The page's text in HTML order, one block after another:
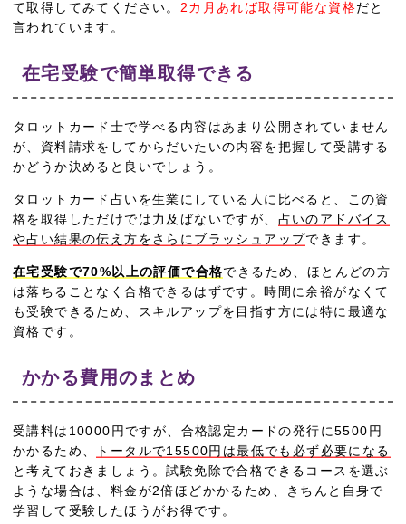
て取得してみてください。 2カ月あれば取得可能な資格だと
言われています。
在宅受験で簡単取得できる
タロットカード士で学べる内容はあまり公開されていません
が、資料請求をしてからだいたいの内容を把握して受講する
かどうか決めると良いでしょう。
タロットカード占いを生業にしている人に比べると、この資
格を取得しただけでは力及ばないですが、 占いのアドバイス
や占い結果の伝え方をさらにブラッシュアップできます。
在宅受験で70%以上の評価で合格できるため、ほとんどの方
は落ちることなく合格できるはずです。時間に余裕がなくて
も受験できるため、スキルアップを目指す方には特に最適な
資格です。
かかる費用のまとめ
受講料は10000円ですが、合格認定カードの発行に5500円
かかるため、
トータルで15500円は最低でも必ず必要になる
と考えておきましょう。試験免除で合格できるコースを選ぶ
ような場合は、料金が2倍ほどかかるため、きちんと自身で
学習して受験したほうがお得です。